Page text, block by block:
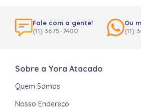
Fale com a gente!
(11) 3675-7400
Ou
(11)
Sobre a Yora Atacado
Quem Somos
Nosso Endereço